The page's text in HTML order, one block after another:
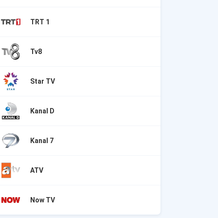
TRT 1
Tv8
Star TV
Kanal D
Kanal 7
ATV
Now TV